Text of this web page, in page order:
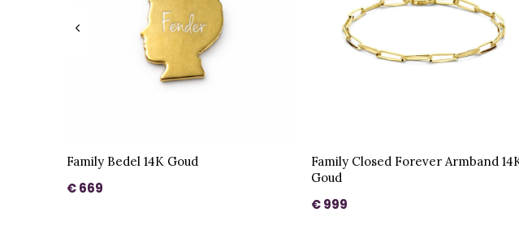
Family Bedel 14K Goud
€ 669
Family Closed Forever Armband
Goud
€ 999